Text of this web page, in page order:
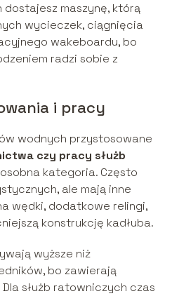
dostajesz maszynę, którą
wycieczek, ciągnięcia
wakeboardu, bo
radzi sobie z
i pracy
wodnych przystosowane
czy pracy służb
kategoria. Często
ale mają inne
wędki, dodatkowe relingi,
konstrukcję kadłuba.
wyższe niż
bo zawierają
służb ratowniczych czas